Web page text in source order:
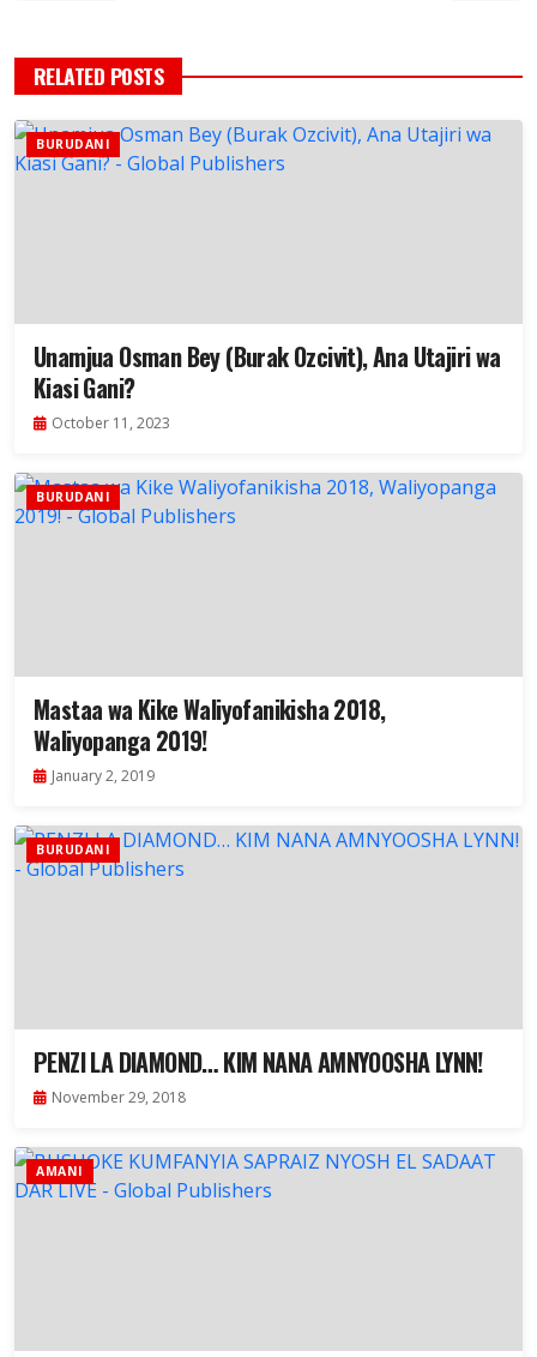
RELATED POSTS
BURUDANI
Unamjua Osman Bey (Burak Ozcivit), Ana Utajiri wa
Kiasi Gani?
October 11, 2023
BURUDANI
Mastaa wa Kike Waliyofanikisha 2018,
Waliyopanga 2019!
January 2, 2019
BURUDANI
PENZI LA DIAMOND… KIM NANA AMNYOOSHA LYNN!
November 29, 2018
AMANI